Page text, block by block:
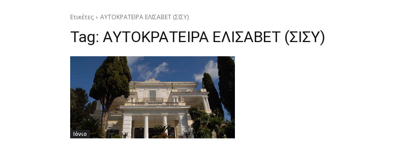
Ετικέτες ΑΥΤΟΚΡΑΤΕΙΡΑ ΕΛΙΣΑΒΕΤ (ΣΙΣΥ)
Tag: ΑΥΤΟΚΡΑΤΕΙΡΑ ΕΛΙΣΑΒΕΤ (ΣΙΣΥ)
Ιόνιο